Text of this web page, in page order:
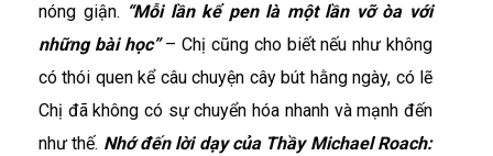
nóng giận. “Mỗi lần kể pen là một lần vỡ òa với
những bài học” – Chị cũng cho biết nếu như không
có thói quen kể câu chuyện cây bút hằng ngày, có lẽ
Chị đã không có sự chuyển hóa nhanh và mạnh đến
như thế. Nhớ đến lời dạy của Thầy Michael Roach: